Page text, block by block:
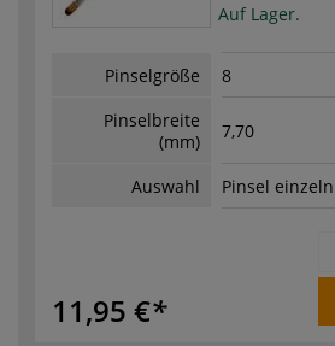
Auf Lager.
Pinselgröße
8
Pinselbreite
(mm)
7,70
Auswahl Pinsel einzeln
11,95 €